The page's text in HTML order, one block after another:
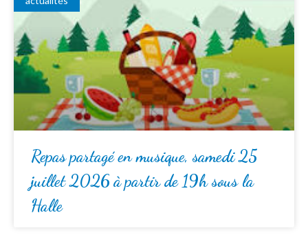
Repas partagé en musique, samedi 25
juillet 2026 à partir de 19h sous la
Halle